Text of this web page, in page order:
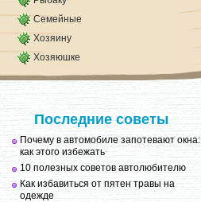
Семейные
Хозяину
Хозяюшке
Последние советы
Почему в автомобиле запотевают окна:
как этого избежать
10 полезных советов автолюбителю
Как избавиться от пятен травы на
одежде